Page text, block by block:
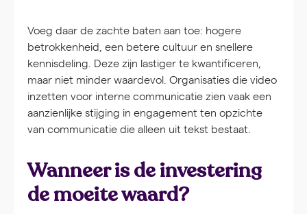
Voeg daar de zachte baten aan toe: hogere
betrokkenheid, een betere cultuur en snellere
kennisdeling. Deze zijn lastiger te kwantificeren,
maar niet minder waardevol. Organisaties die video
inzetten voor interne communicatie zien vaak een
aanzienlijke stijging in engagement ten opzichte
van communicatie die alleen uit tekst bestaat.
Wanneer is de investering
de moeite waard?